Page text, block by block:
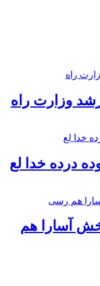
وزارت راه
درده خدا لع
آسارا هم